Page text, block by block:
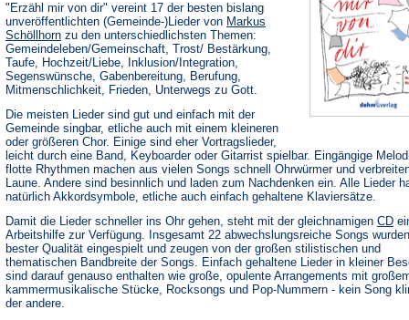
"Erzähl mir von dir" vereint 17 der besten bislang
unveröffentlichten (Gemeinde-)Lieder von Markus
Schöllhorn zu den unterschiedlichsten Themen:
Gemeindeleben/Gemeinschaft, Trost/ Bestärkung,
Taufe, Hochzeit/Liebe, Inklusion/Integration,
Segenswünsche, Gabenbereitung, Berufung,
Mitmenschlichkeit, Frieden, Unterwegs zu Gott.
Die meisten Lieder sind gut und einfach mit der
Gemeinde singbar, etliche auch mit einem kleineren
oder größeren Chor. Einige sind eher Vortragslieder,
leicht durch eine Band, Keyboarder oder Gitarrist spielbar. Eingängige
flotte Rhythmen machen aus vielen Songs schnell Ohrwürmer und
Laune. Andere sind besinnlich und laden zum Nachdenken ein. Alle Lieder
natürlich Akkordsymbole, etliche auch einfach gehaltene Klaviersätze.
Damit die Lieder schneller ins Ohr gehen, steht mit der gleichnamigen CD
Arbeitshilfe zur Verfügung. Insgesamt 22 abwechslungsreiche Songs
bester Qualität eingespielt und zeugen von der großen stilistischen und
thematischen Bandbreite der Songs. Einfach gehaltene Lieder in kleiner
sind darauf genauso enthalten wie große, opulente Arrangements mit
kammermusikalische Stücke, Rocksongs und Pop-Nummern - kein Song
der andere.